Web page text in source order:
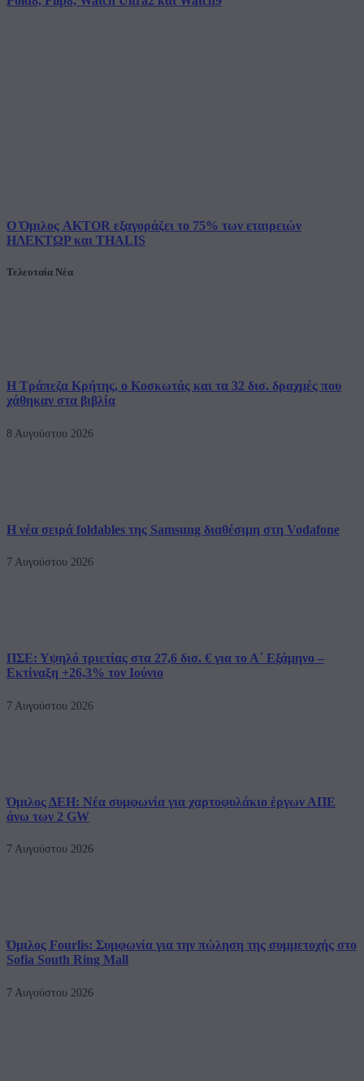
Ο Όμιλος AKTOR εξαγοράζει το 75% των εταιρειών
ΗΛΕΚΤΩΡ και THALIS
Τελευταία Νέα
Η Τράπεζα Κρήτης, ο Κοσκωτάς και τα 32 δισ. δραχμές που
χάθηκαν στα βιβλία
8 Αυγούστου 2026
Η νέα σειρά foldables της Samsung διαθέσιμη στη Vodafone
7 Αυγούστου 2026
ΠΣΕ: Υψηλό τριετίας στα 27,6 δισ. € για το Α΄ Εξάμηνο –
Εκτίναξη +26,3% τον Ιούνιο
7 Αυγούστου 2026
Όμιλος ΔΕΗ: Νέα συμφωνία για χαρτοφυλάκιο έργων ΑΠΕ
άνω των 2 GW
7 Αυγούστου 2026
Όμιλος Fourlis: Συμφωνία για την πώληση της συμμετοχής στο
Sofia South Ring Mall
7 Αυγούστου 2026